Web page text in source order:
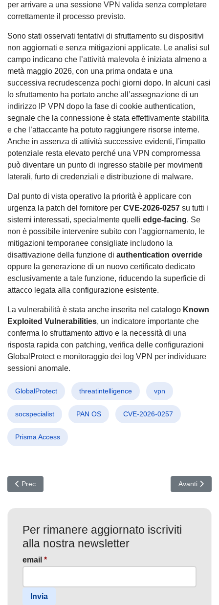
per arrivare a una sessione VPN valida senza completare
correttamente il processo previsto.
Sono stati osservati tentativi di sfruttamento su dispositivi
non aggiornati e senza mitigazioni applicate. Le analisi sul
campo indicano che l’attività malevola è iniziata almeno a
metà maggio 2026, con una prima ondata e una
successiva recrudescenza pochi giorni dopo. In alcuni casi
lo sfruttamento ha portato anche all’assegnazione di un
indirizzo IP VPN dopo la fase di cookie authentication,
segnale che la connessione è stata effettivamente stabilita
e che l’attaccante ha potuto raggiungere risorse interne.
Anche in assenza di attività successive evidenti, l’impatto
potenziale resta elevato perché una VPN compromessa
può diventare un punto di ingresso stabile per movimenti
laterali, furto di credenziali e distribuzione di malware.
Dal punto di vista operativo la priorità è applicare con
urgenza la patch del fornitore per CVE-2026-0257 su tutti i
sistemi interessati, specialmente quelli edge-facing. Se
non è possibile intervenire subito con l’aggiornamento, le
mitigazioni temporanee consigliate includono la
disattivazione della funzione di authentication override
oppure la generazione di un nuovo certificato dedicato
esclusivamente a tale funzione, riducendo la superficie di
attacco legata alla configurazione esistente.
La vulnerabilità è stata anche inserita nel catalogo Known
Exploited Vulnerabilities, un indicatore importante che
conferma lo sfruttamento attivo e la necessità di una
risposta rapida con patching, verifica delle configurazioni
GlobalProtect e monitoraggio dei log VPN per individuare
sessioni anomale.
GlobalProtect threatintelligence vpn
socspecialist PAN OS CVE-2026-0257
Prisma Access
Articolo precedente: Botnet da 17 milioni di dispositivi
Prec Articolo
Avanti
Per rimanere aggiornato iscriviti
alla nostra newsletter
email *
Invia